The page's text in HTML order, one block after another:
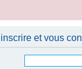
et vous